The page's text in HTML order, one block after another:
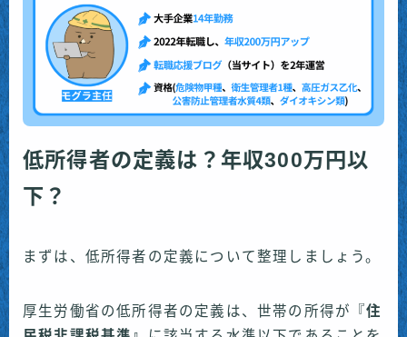
低所得者の定義は？年収300万円以
下？
まずは、低所得者の定義について整理しましょう。
厚生労働省の低所得者の定義は、世帯の所得が『住